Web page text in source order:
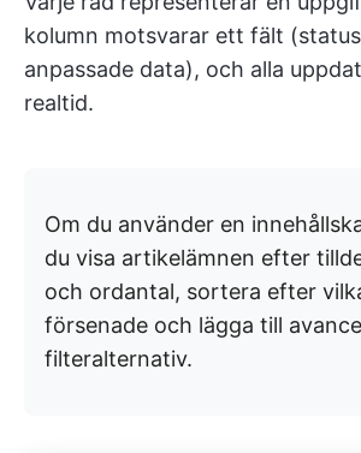
kolumn motsvarar ett fält
anpassade data), och alla
realtid.
Om du använder en
du visa artikelämnen efter
och ordantal, sortera efter
försenade och lägga till
filteralternativ.